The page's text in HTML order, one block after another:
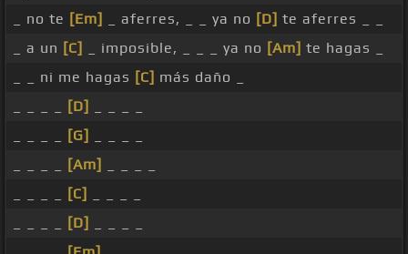
_ no te [Em] _ aferres, _ _ ya no [D] te aferres _ _
_ a un [C] _ imposible, _ _ _ ya no [Am] te hagas _
_ _ ni me hagas [C] más daño _
[D]
[G]
[Am]
[C]
[D]